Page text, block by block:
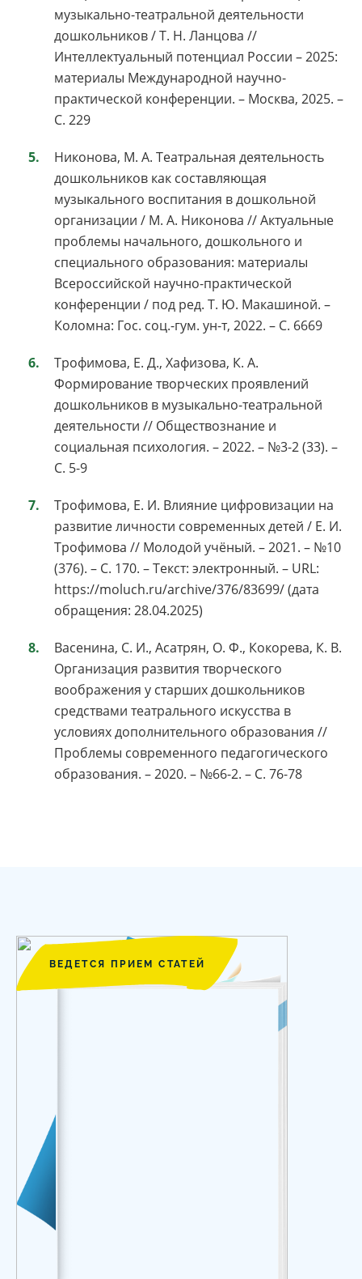
музыкально-театральной деятельности
дошкольников / Т. Н. Ланцова //
Интеллектуальный потенциал России – 2025:
материалы Международной научно-
практической конференции. – Москва, 2025. –
С. 229
Никонова, М. А. Театральная деятельность
дошкольников как составляющая
музыкального воспитания в дошкольной
организации / М. А. Никонова // Актуальные
проблемы начального, дошкольного и
специального образования: материалы
Всероссийской научно-практической
конференции / под ред. Т. Ю. Макашиной. –
Коломна: Гос. соц.-гум. ун-т, 2022. – С. 6669
Трофимова, Е. Д., Хафизова, К. А.
Формирование творческих проявлений
дошкольников в музыкально-театральной
деятельности // Обществознание и
социальная психология. – 2022. – №3-2 (33). –
С. 5-9
Трофимова, Е. И. Влияние цифровизации на
развитие личности современных детей / Е. И.
Трофимова // Молодой учёный. – 2021. – №10
(376). – С. 170. – Текст: электронный. – URL:
https://moluch.ru/archive/376/83699/ (дата
обращения: 28.04.2025)
Васенина, С. И., Асатрян, О. Ф., Кокорева, К. В.
Организация развития творческого
воображения у старших дошкольников
средствами театрального искусства в
условиях дополнительного образования //
Проблемы современного педагогического
образования. – 2020. – №66-2. – С. 76-78
ВЕДЕТСЯ ПРИЕМ СТАТЕЙ